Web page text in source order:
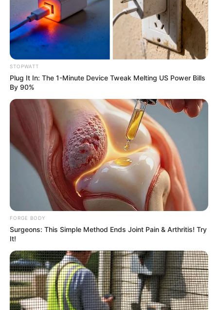
น้องใหม่ในวงการ แต่ฝีมือและชื่อเสียงของเธอมืออาชีพ
มากๆค่ะ สำหรับนางเอกพันล้าน ใหม่ดาวิกา ที่ชื่อมีควา
หมาย แปลว่า ผู้มีดาว
มาจาก ดาว+อิก ซึ่งตอนนี้เธอก็
เป็นอีกหนึ่งดวงดาวที่เจิดจรัสของวงการบันเทิง สมกับชื่อ
ของเธอจริงๆค่ะเพราะไม่ว่าจะเล่นหนัง เล่นละครเรื่องไหน
ก็ประสบความสำเร็จไปทุกครั้ง
ไอซ์ ปรีชญา พงษ์ธนานิกร
อีกหนึ่งนักแสดงสาวจากค่าย GTH ไอซ์ ปรีชญา ที่ตอนนี้
ภาพยนตร์ ไอ ฟาย แต้งกิ้ว เลิฟยู ที่ทำลายสถิติ
ภาพยนตร์ที่มีรายได้หลังเปิดตัวสูงสุดเป็นประวัติการณ์
ของจีทีเอชแทนที่เรื่อง พี่มากพระโขนง สำหรับควาหมาย
ของของชื่อ ปรีชญา นั้นคือ ผู้มีปัญญา มีความสามารถ
ซึ่งถือว่าเป็นชื่อมงคลและเหมาะสมกับดวงชะตาค่ะ
เต้ย จรินพร จุนเกียรติ
STOPWATT
Plug It In: The 1-Minute Device Tweak Melting US Power Bills
By 90%
FORGE BODY
Surgeons: This Simple Method Ends Joint Pain & Arthritis! Try
It!